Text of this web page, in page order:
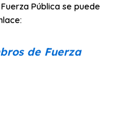
Pública se puede
de Fuerza